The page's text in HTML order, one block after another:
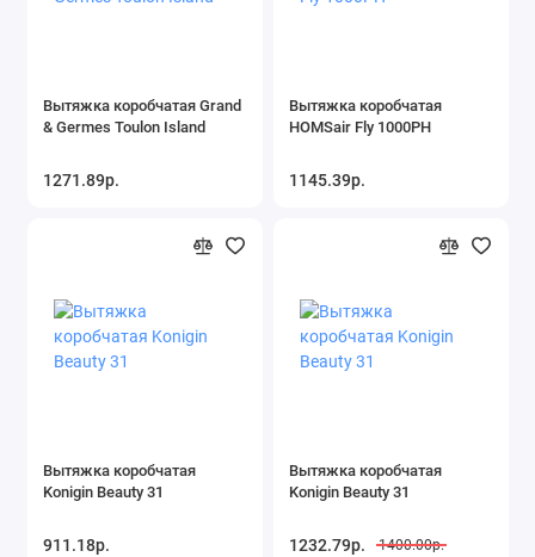
Вытяжка коробчатая Grand
& Germes Toulon Island
1271.89р.
Вытяжка коробчатая
HOMSair Fly 1000PH
1145.39р.
Вытяжка коробчатая
Konigin Beauty 31
911.18р.
Вытяжка коробчатая
Konigin Beauty 31
1232.79р. 1400.00р.